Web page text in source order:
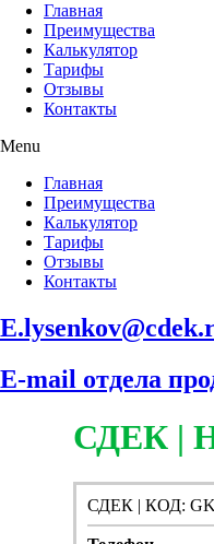
Главная
Преимущества
Калькулятор
Тарифы
Отзывы
Контакты
Menu
Главная
Преимущества
Калькулятор
Тарифы
Отзывы
Контакты
E-mail отдела
СДЕК |
СДЕК | КОД: